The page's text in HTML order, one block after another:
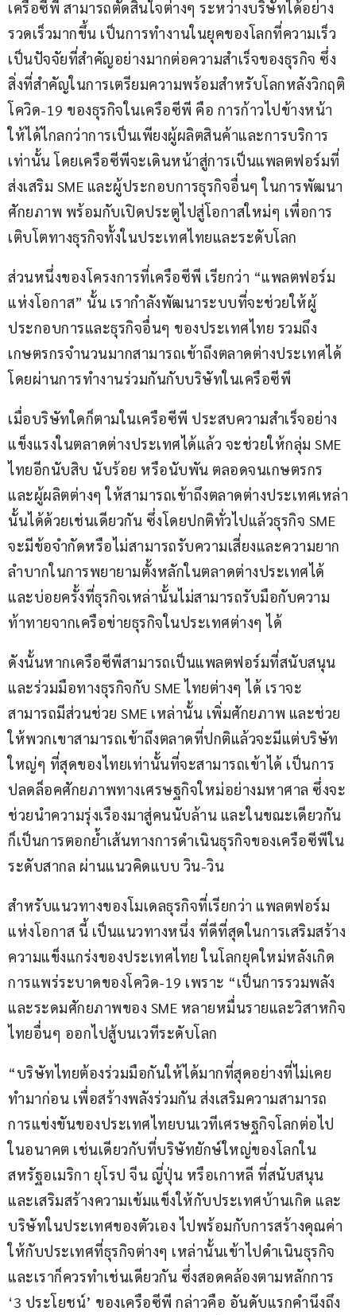
เครือซีพี สามารถตัดสินใจต่างๆ ระหว่างบริษัทได้อย่าง
รวดเร็วมากขึ้น เป็นการทำงานในยุคของโลกที่ความเร็ว
เป็นปัจจัยที่สำคัญอย่างมากต่อความสำเร็จของธุรกิจ ซึ่ง
สิ่งที่สำคัญในการเตรียมความพร้อมสำหรับโลกหลังวิกฤติ
โควิด-19 ของธุรกิจในเครือซีพี คือ การก้าวไปข้างหน้า
ให้ได้ไกลกว่าการเป็นเพียงผู้ผลิตสินค้าและการบริการ
เท่านั้น โดยเครือซีพีจะเดินหน้าสู่การเป็นแพลตฟอร์มที่
ส่งเสริม SME และผู้ประกอบการธุรกิจอื่นๆ ในการพัฒนา
ศักยภาพ พร้อมกับเปิดประตูไปสู่โอกาสใหม่ๆ เพื่อการ
เติบโตทางธุรกิจทั้งในประเทศไทยและระดับโลก
ส่วนหนึ่งของโครงการที่เครือซีพี เรียกว่า “แพลตฟอร์ม
แห่งโอกาส” นั้น เรากำลังพัฒนาระบบที่จะช่วยให้ผู้
ประกอบการและธุรกิจอื่นๆ ของประเทศไทย รวมถึง
เกษตรกรจำนวนมากสามารถเข้าถึงตลาดต่างประเทศได้
โดยผ่านการทำงานร่วมกันกับบริษัทในเครือซีพี
เมื่อบริษัทใดก็ตามในเครือซีพี ประสบความสำเร็จอย่าง
แข็งแรงในตลาดต่างประเทศได้แล้ว จะช่วยให้กลุ่ม SME
ไทยอีกนับสิบ นับร้อย หรือนับพัน ตลอดจนเกษตรกร
และผู้ผลิตต่างๆ ให้สามารถเข้าถึงตลาดต่างประเทศเหล่า
นั้นได้ด้วยเช่นเดียวกัน ซึ่งโดยปกติทั่วไปแล้วธุรกิจ SME
จะมีข้อจำกัดหรือไม่สามารถรับความเสี่ยงและความยาก
ลำบากในการพยายามตั้งหลักในตลาดต่างประเทศได้
และบ่อยครั้งที่ธุรกิจเหล่านั้นไม่สามารถรับมือกับความ
ท้าทายจากเครือข่ายธุรกิจในประเทศต่างๆ ได้
ดังนั้นหากเครือซีพีสามารถเป็นแพลตฟอร์มที่สนับสนุน
และร่วมมือทางธุรกิจกับ SME ไทยต่างๆ ได้ เราจะ
สามารถมีส่วนช่วย SME เหล่านั้น เพิ่มศักยภาพ และช่วย
ให้พวกเขาสามารถเข้าถึงตลาดที่ปกติแล้วจะมีแต่บริษัท
ใหญ่ๆ ที่สุดของไทยเท่านั้นที่จะสามารถเข้าได้ เป็นการ
ปลดล็อคศักยภาพทางเศรษฐกิจใหม่อย่างมหาศาล ซึ่งจะ
ช่วยนำความรุ่งเรืองมาสู่คนนับล้าน และในขณะเดียวกัน
ก็เป็นการตอกย้ำเส้นทางการดำเนินธุรกิจของเครือซีพีใน
ระดับสากล ผ่านแนวคิดแบบ วิน-วิน
สำหรับแนวทางของโมเดลธุรกิจที่เรียกว่า แพลตฟอร์ม
แห่งโอกาส นี้ เป็นแนวทางหนึ่ง ที่ดีที่สุดในการเสริมสร้าง
ความแข็งแกร่งของประเทศไทย ในโลกยุคใหม่หลังเกิด
การแพร่ระบาดของโควิด-19 เพราะ “เป็นการรวมพลัง
และระดมศักยภาพของ SME หลายหมื่นรายและวิสาหกิจ
ไทยอื่นๆ ออกไปสู้บนเวทีระดับโลก
“บริษัทไทยต้องร่วมมือกันให้ได้มากที่สุดอย่างที่ไม่เคย
ทำมาก่อน เพื่อสร้างพลังร่วมกัน ส่งเสริมความสามารถ
การแข่งขันของประเทศไทยบนเวทีเศรษฐกิจโลกต่อไป
ในอนาคต เช่นเดียวกับที่บริษัทยักษ์ใหญ่ของโลกใน
สหรัฐอเมริกา ยุโรป จีน ญี่ปุ่น หรือเกาหลี ที่สนับสนุน
และเสริมสร้างความเข้มแข็งให้กับประเทศบ้านเกิด และ
บริษัทในประเทศของตัวเอง ไปพร้อมกับการสร้างคุณค่า
ให้กับประเทศที่ธุรกิจต่างๆ เหล่านั้นเข้าไปดำเนินธุรกิจ
และเราก็ควรทำเช่นเดียวกัน ซึ่งสอดคล้องตามหลักการ
‘3 ประโยชน์’ ของเครือซีพี กล่าวคือ อันดับแรกคำนึงถึง